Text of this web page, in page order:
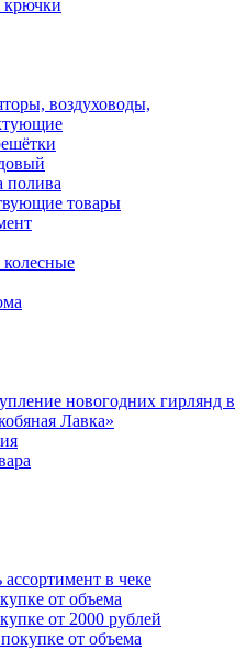
крючки
воздуховоды,
полива
товары
новогодних гирлянд в
Лавка»
в чеке
от объема
от 2000 рублей
от объема